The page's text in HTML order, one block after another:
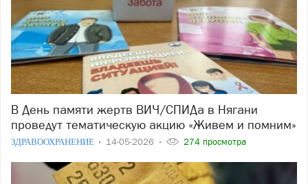
В День памяти жертв ВИЧ/СПИДа в Нягани
проведут тематическую акцию «Живем и помним»
ЗДРАВООХРАНЕНИЕ 14-05-2026 274 просмотра